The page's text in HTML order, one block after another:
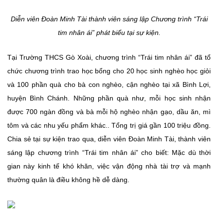
Diễn viên Đoàn Minh Tài thành viên sáng lập Chương trình “Trái
tim nhân ái” phát biểu tại sự kiện.
Tại Trường THCS Gò Xoài, chương trình “Trái tim nhân ái” đã tổ
chức chương trình trao học bổng cho 20 học sinh nghèo học giỏi
và 100 phần quà cho bà con nghèo, cận nghèo tại xã Bình Lợi,
huyện Bình Chánh. Những phần quà như, mỗi học sinh nhận
được 700 ngàn đồng và bà mỗi hộ nghèo nhận gạo, dầu ăn, mì
tôm và các nhu yếu phẩm khác.. Tổng trị giá gần 100 triệu đồng.
Chia sẻ tại sự kiện trao qua, diễn viên Đoàn Minh Tài, thành viên
sáng lập chương trình “Trái tim nhân ái” cho biết: Mặc dù thời
gian này kinh tế khó khăn, việc vận động nhà tài trợ và mạnh
thường quân là điều không hề dễ dàng.